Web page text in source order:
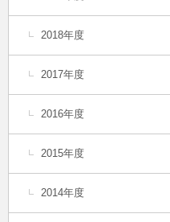
2018年度
2017年度
2016年度
2015年度
2014年度